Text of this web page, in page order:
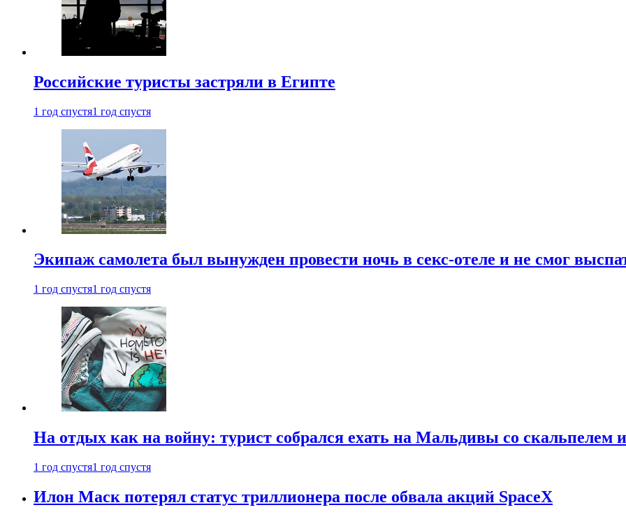
Российские туристы застряли в Египте
1 год спустя1 год спустя
Экипаж самолета был вынужден провести ночь в секс-отеле и не смог
1 год спустя1 год спустя
На отдых как на войну: турист собрался ехать на Мальдивы со скальпелем
1 год спустя1 год спустя
Илон Маск потерял статус триллионера после обвала акций SpaceX